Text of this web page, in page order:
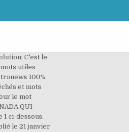
C'est le
utiles
100%
et mots
le mot
QUI
1 ci-dessous.
le 21 janvier